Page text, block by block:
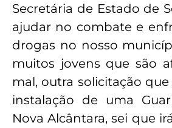
Secretária de Estado de
ajudar no combate e
drogas no nosso
muitos jovens que são
mal, outra solicitação
instalação de uma
Nova Alcântara, sei que